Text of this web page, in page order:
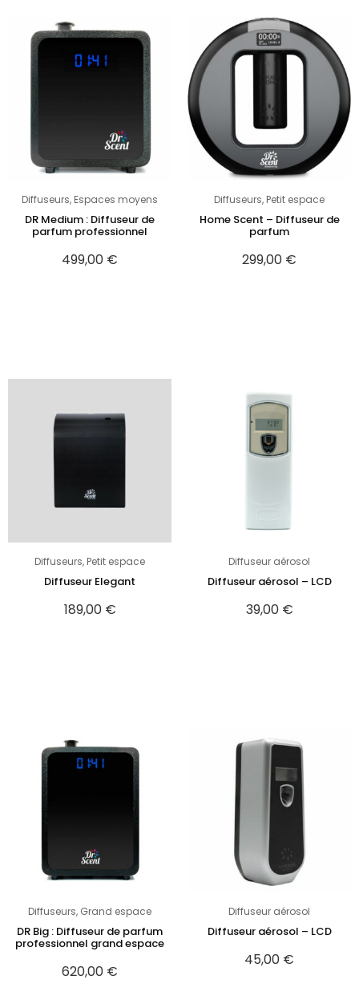
Diffuseurs, Espaces moyens
DR Medium : Diffuseur de
parfum professionnel
499,00 €
Diffuseurs, Petit espace
Home Scent – Diffuseur de
parfum
299,00 €
Diffuseurs, Petit espace
Diffuseur Elegant
189,00 €
Diffuseur aérosol
Diffuseur aérosol – LCD
39,00 €
Diffuseurs, Grand espace
DR Big : Diffuseur de parfum
professionnel grand espace
620,00 €
Diffuseur aérosol
Diffuseur aérosol – LCD
45,00 €